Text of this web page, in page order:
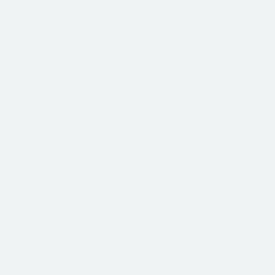
erteit. Für die Richtigkeit der Empfehlungen
wir ausdrücklich keinerlei Garantien